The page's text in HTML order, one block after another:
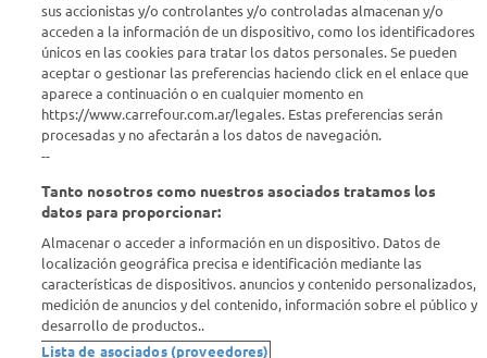
Estamos para ayudarte
¿Tenés una consulta? Comunicate con nosotros acá
Descubrí Carrefour
Conocenos
Info útil
Comprá Online
sus accionistas y/o controlantes y/o controladas almacenan y/o
acceden a la información de un dispositivo, como los identificadores
únicos en las cookies para tratar los datos personales. Se pueden
aceptar o gestionar las preferencias haciendo click en el enlace que
aparece a continuación o en cualquier momento en
https://www.carrefour.com.ar/legales. Estas preferencias serán
procesadas y no afectarán a los datos de navegación.
--
Tanto nosotros como nuestros asociados tratamos los
datos para proporcionar:
Almacenar o acceder a información en un dispositivo. Datos de
localización geográfica precisa e identificación mediante las
características de dispositivos. anuncios y contenido personalizados,
medición de anuncios y del contenido, información sobre el público y
desarrollo de productos..
Lista de asociados (proveedores)